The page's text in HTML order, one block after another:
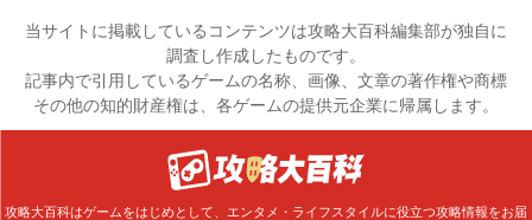
当サイトに掲載しているコンテンツは攻略大百科編集部が独自に
調査し作成したものです。
記事内で引用しているゲームの名称、画像、文章の著作権や商標
その他の知的財産権は、各ゲームの提供元企業に帰属します。
攻略大百科はゲームをはじめとして、エンタメ・ライフスタイルに役立つ攻略情報をお届